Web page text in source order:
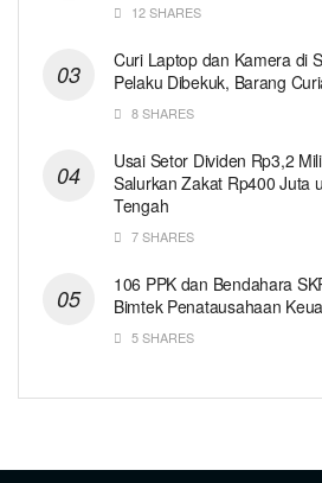
12 SHARES
Curi Laptop dan Kamera di
Pelaku Dibekuk, Barang
8 SHARES
Usai Setor Dividen Rp3,2
Salurkan Zakat Rp400 Juta
Tengah
7 SHARES
106 PPK dan Bendahara
Bimtek Penatausahaan
5 SHARES